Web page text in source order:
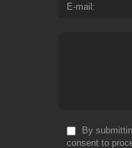
E-mail
By
consent to